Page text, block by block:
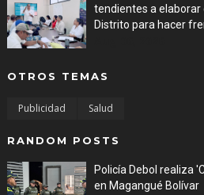
tendientes a elaborar
Distrito para hacer
OTROS TEMAS
Publicidad Salud
RANDOM POSTS
Policía Debol realiza
en Magangué Bolívar